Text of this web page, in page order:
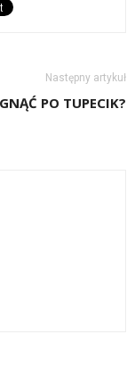
Następny artykuł
PO TUPECIK?